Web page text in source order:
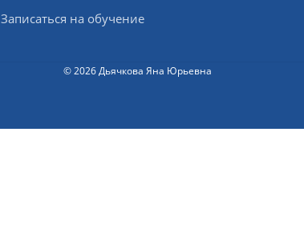
Записаться на обучение
© 2026 Дьячкова Яна Юрьевна